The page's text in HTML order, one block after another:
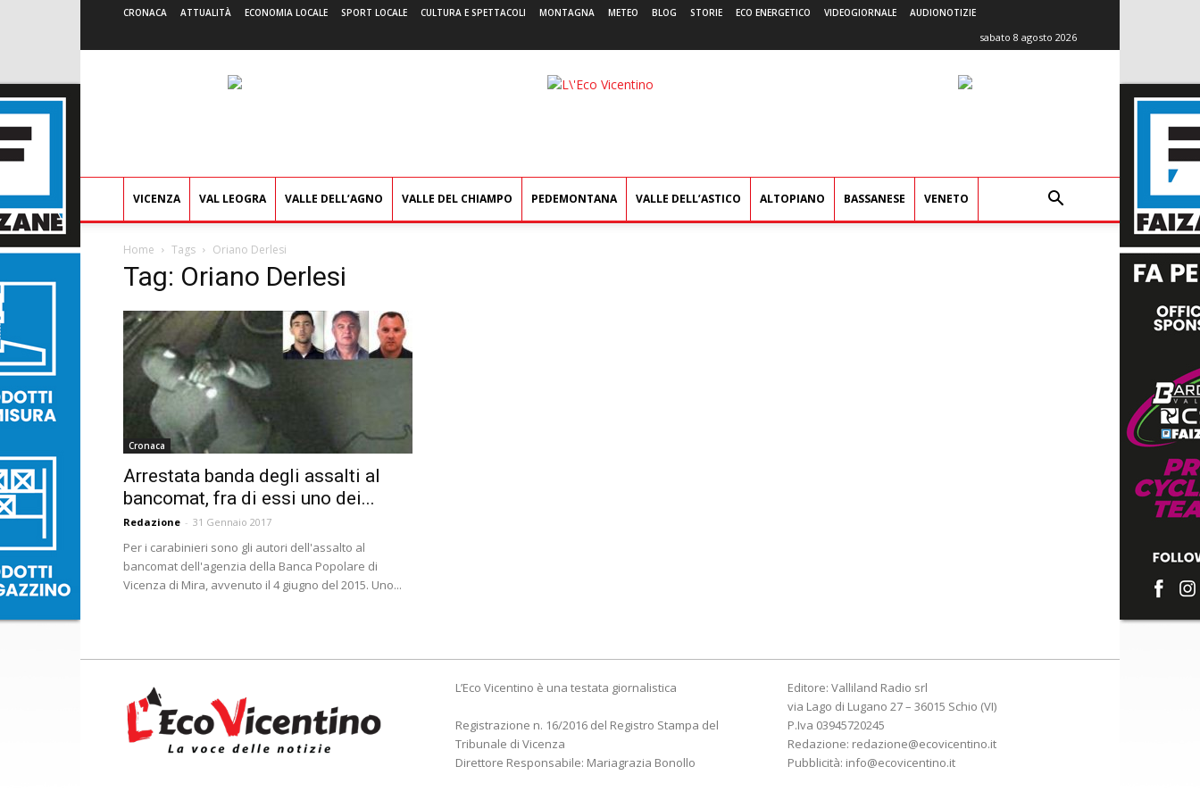
CRONACA ATTUALITÀ ECONOMIA LOCALE SPORT LOCALE CULTURA E SPETTACOLI MONTAGNA METEO BLOG STORIE ECO ENERGETICO VIDEOGIORNALE AUDIONOTIZIE
sabato 8 agosto 2026
L'Eco
VICENZA VAL LEOGRA VALLE DELL’AGNO VALLE DEL CHIAMPO PEDEMONTANA VALLE DELL’ASTICO ALTOPIANO BASSANESE VENETO
Home Tags Oriano Derlesi
Tag: Oriano Derlesi
Cronaca
Arrestata banda degli assalti al
bancomat, fra di essi uno dei...
Redazione - 31 Gennaio 2017
Per i carabinieri sono gli autori dell'assalto al
bancomat dell'agenzia della Banca Popolare di
Vicenza di Mira, avvenuto il 4 giugno del 2015. Uno...
L’Eco Vicentino è una testata giornalistica
Registrazione n. 16/2016 del Registro Stampa del
Tribunale di Vicenza
Direttore Responsabile: Mariagrazia Bonollo
Editore: Valliland Radio srl
via Lago di Lugano 27 – 36015 Schio (VI)
P.Iva 03945720245
Redazione: redazione@ecovicentino.it
Pubblicità: info@ecovicentino.it